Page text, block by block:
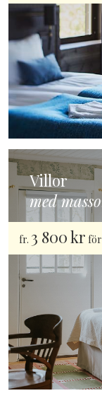
Villor
med
fr. 3 800 kr för